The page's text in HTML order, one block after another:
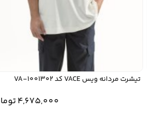
تیشرت مردانه ویس VACE کد VA-1001302
4,675,000تومان